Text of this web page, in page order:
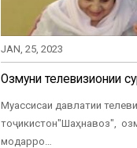
JAN, 25, 2023
Озмуни телевизионии
Муассисаи давлатии
тоҷикистон"Шаҳнавоз",
модарро…